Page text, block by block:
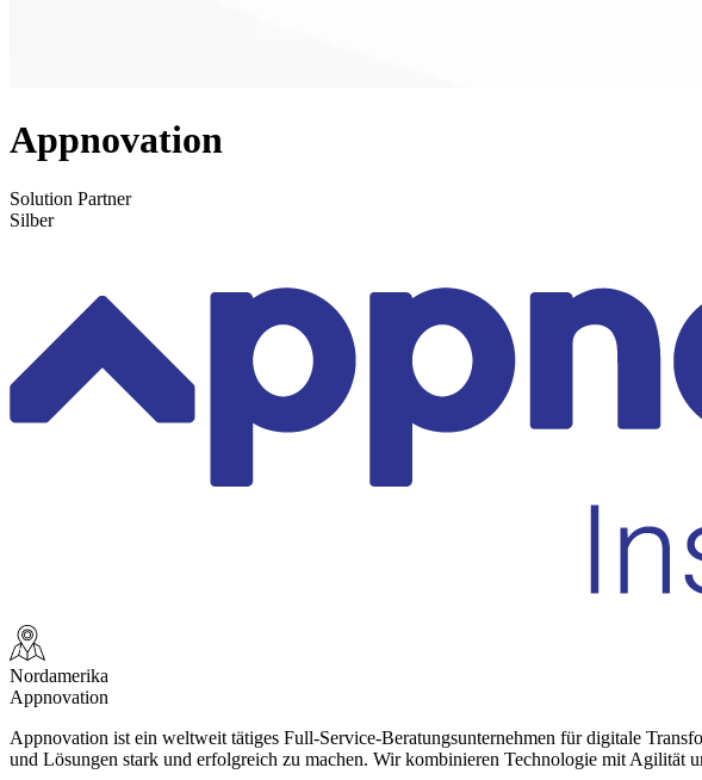
Appnovation
Solution Partner
Silber
Nordamerika
Appnovation
Appnovation ist ein weltweit tätiges Full-Service-Beratungsunternehmen für digitale
und Lösungen stark und erfolgreich zu machen. Wir kombinieren Technologie mit Agilität